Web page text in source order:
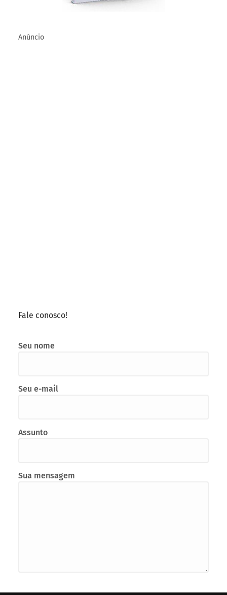
Anúncio
Fale conosco!
Seu nome
Seu e-mail
Assunto
Sua mensagem